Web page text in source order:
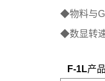
◆物料与
◆数显转
F-1L产